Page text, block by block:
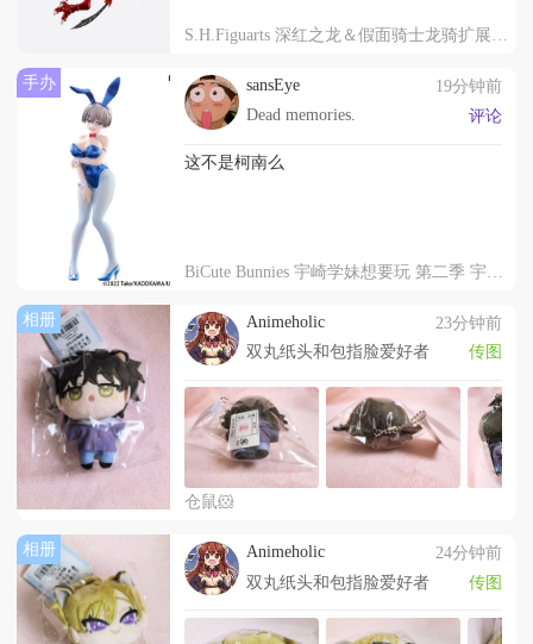
S.H.Figuarts 深红之龙＆假面骑士龙骑扩展配件包
手办 sansEye
19分钟前
Dead memories.
评论
这不是柯南么
相册 Animeholic
23分钟前
双丸纸头和包指脸爱好者
传图
仓鼠🐹
相册 Animeholic
24分钟前
双丸纸头和包指脸爱好者
传图